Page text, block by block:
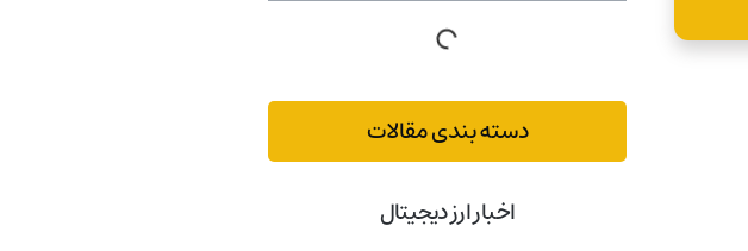
دسته بندی مقالات
اخبار ارز دیجیتال